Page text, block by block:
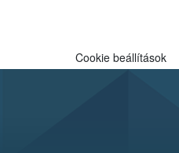
Cookie beállítások